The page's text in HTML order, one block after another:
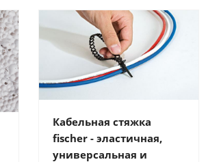
Кабельная стяжка
fischer - эластичная,
универсальная и